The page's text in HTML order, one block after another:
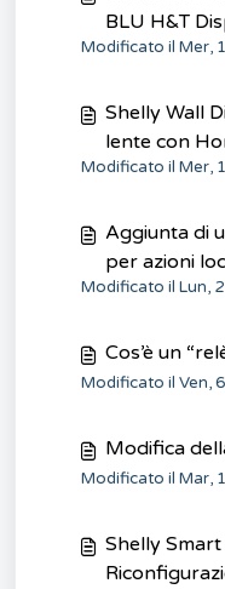
BLU H&T
Door/
Modificato il Mer,
Shelly Wall
lente con
risolvere
Modificato il Mer,
Aggiunta di
per azioni
Internet)
Modificato il Lun,
Cos’è un
Modificato il Ven,
Modifica
Modificato il Mar,
Shelly